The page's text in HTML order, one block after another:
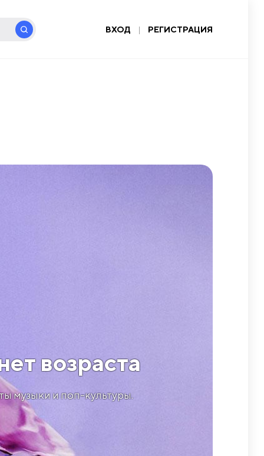
ВХОД | РЕГИСТРАЦИЯ
возраста
музыки и поп-культуры.